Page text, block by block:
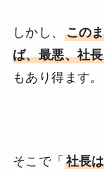
しかし、 この
ば、最悪、社
もあり得ます。
そこで「 社長